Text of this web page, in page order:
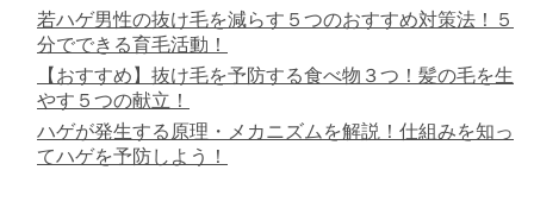
若ハゲ男性の抜け毛を減らす５つのおすすめ対策法！５
分でできる育毛活動！
【おすすめ】抜け毛を予防する食べ物３つ！髪の毛を生
やす５つの献立！
ハゲが発生する原理・メカニズムを解説！仕組みを知っ
てハゲを予防しよう！